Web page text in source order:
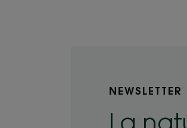
NEWSLETTER
La